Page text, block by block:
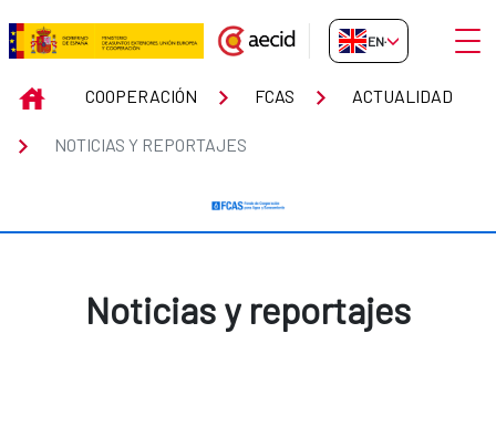
Skip to Main Content
Noticias y reportajes
EN-GB
INICIOCOOPERACIÓN FCAS ACTUALIDAD
NOTICIAS Y REPORTAJES
Noticias y reportajes